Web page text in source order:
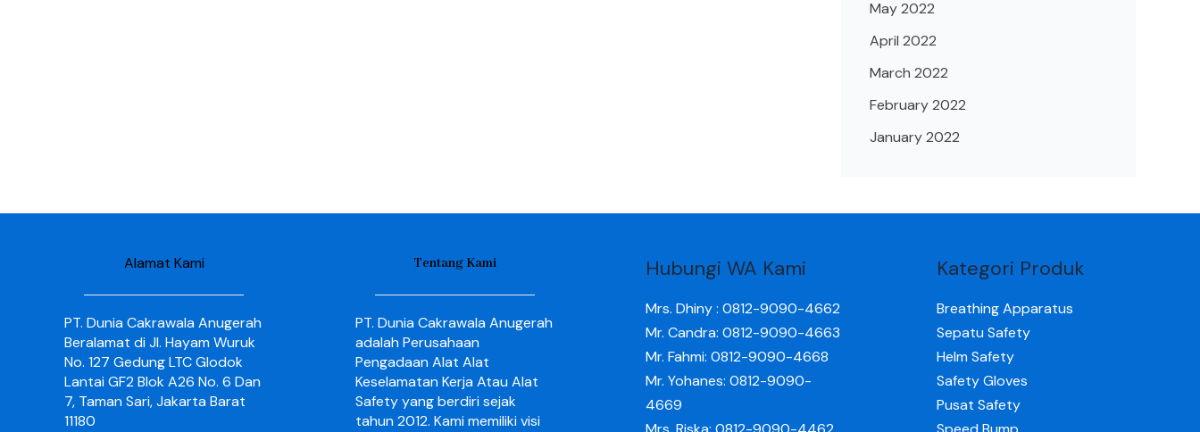
May 2022
April 2022
March 2022
February 2022
January 2022
Alamat Kami
PT. Dunia Cakrawala Anugerah
Beralamat di Jl. Hayam Wuruk
No. 127 Gedung LTC Glodok
Lantai GF2 Blok A26 No. 6 Dan
7, Taman Sari, Jakarta Barat
11180
Tentang Kami
PT. Dunia Cakrawala Anugerah
adalah Perusahaan
Pengadaan Alat Alat
Keselamatan Kerja Atau Alat
Safety yang berdiri sejak
tahun 2012. Kami memiliki visi
Hubungi WA Kami
Mrs. Dhiny : 0812-9090-4662
Mr. Candra: 0812-9090-4663
Mr. Fahmi: 0812-9090-4668
Mr. Yohanes: 0812-9090-
4669
Kategori Produk
Breathing Apparatus
Sepatu Safety
Helm Safety
Safety Gloves
Pusat Safety